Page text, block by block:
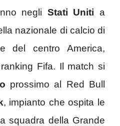
negli Stati Uniti a
nazionale di calcio di
del centro America,
Fifa. Il match si
prossimo al Red Bull
, impianto che ospita le
squadra della Grande